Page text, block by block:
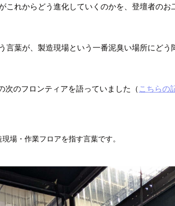
れからどう進化していくのかを、登壇者の
葉が、製造現場という一番泥臭い場所にど
のフロンティアを語っていました（こちらの
場・作業フロアを指す言葉です。